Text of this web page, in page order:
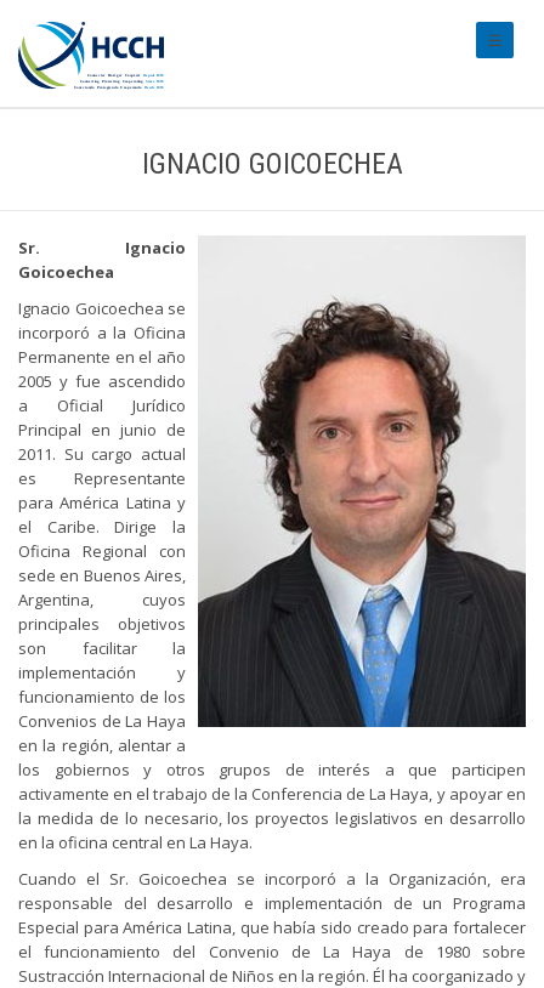
IGNACIO GOICOECHEA
Sr. Ignacio
Goicoechea
Ignacio Goicoechea se
incorporó a la Oficina
Permanente en el año
2005 y fue ascendido
a Oficial Jurídico
Principal en junio de
2011. Su cargo actual
es Representante
para América Latina y
el Caribe. Dirige la
Oficina Regional con
sede en Buenos Aires,
Argentina, cuyos
principales objetivos
son facilitar la
implementación y
funcionamiento de los
Convenios de La Haya
en la región, alentar a
los gobiernos y otros grupos de interés a que participen
activamente en el trabajo de la Conferencia de La Haya, y apoyar en
la medida de lo necesario, los proyectos legislativos en desarrollo
en la oficina central en La Haya.
Cuando el Sr. Goicoechea se incorporó a la Organización, era
responsable del desarrollo e implementación de un Programa
Especial para América Latina, que había sido creado para fortalecer
el funcionamiento del Convenio de La Haya de 1980 sobre
Sustracción Internacional de Niños en la región. Él ha coorganizado y